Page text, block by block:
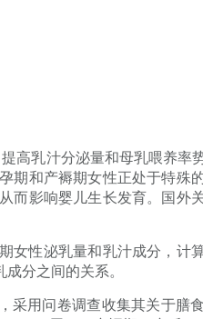
高乳汁分泌量和母乳喂养率
期和产褥期女性正处于特殊
而影响婴儿生长发育。国外
女性泌乳量和乳汁成分，计
分之间的关系。
采用问卷调查收集其关于膳